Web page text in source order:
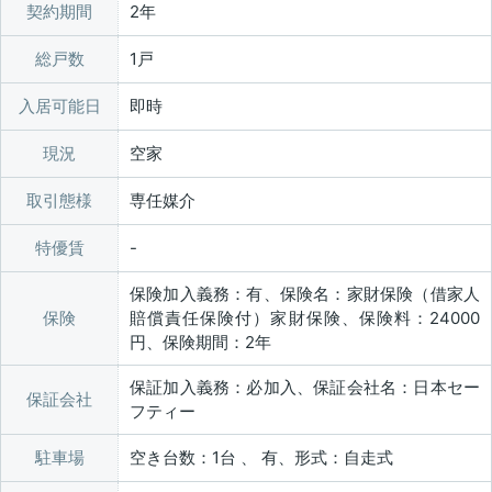
契約期間 2年
総戸数 1戸
入居可能日 即時
現況 空家
取引態様 専任媒介
特優賃
保険
保険加入義務：有、保険名：家財保険（借家人
賠償責任保険付）家財保険、保険料：24000
円、保険期間：2年
保証会社
保証加入義務：必加入、保証会社名：日本セー
フティー
駐車場 空き台数：1台 、 有、形式：自走式